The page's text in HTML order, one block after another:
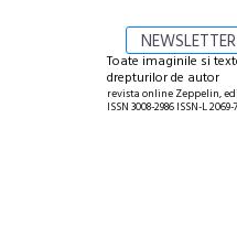
NEWSLETTER
Toate imaginile si
drepturilor de autor
revista online Zeppelin,
ISSN 3008-2986 ISSN-L 2069-